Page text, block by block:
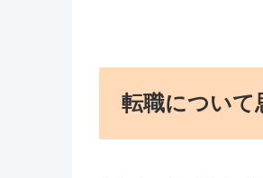
転職について